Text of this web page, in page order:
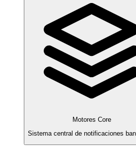
Motores Core
Sistema central de notificaciones